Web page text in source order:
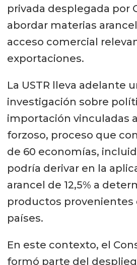
privada desplegada por
abordar materias
acceso comercial
exportaciones.
La USTR lleva adelante
investigación sobre
importación vinculadas
forzoso, proceso que
de 60 economías,
podría derivar en la
arancel de 12,5% a
productos provenientes
países.
En este contexto, el
formó parte del